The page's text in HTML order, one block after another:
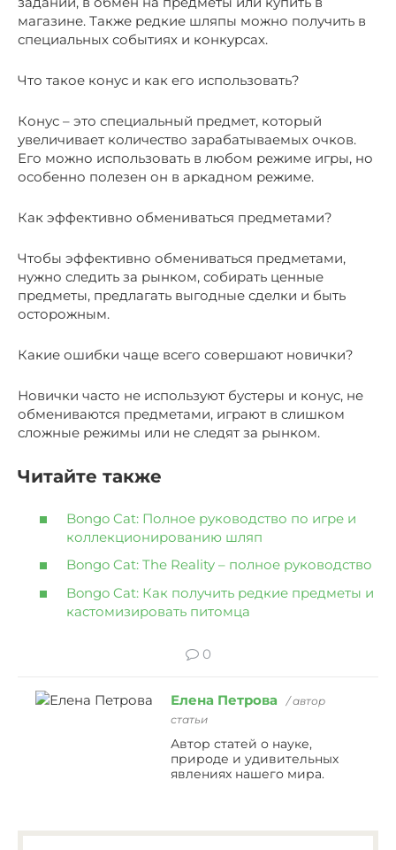
магазине. Также редкие шляпы можно получить в
специальных событиях и конкурсах.
Что такое конус и как его использовать?
Конус – это специальный предмет, который
увеличивает количество зарабатываемых очков.
Его можно использовать в любом режиме игры, но
особенно полезен он в аркадном режиме.
Как эффективно обмениваться предметами?
Чтобы эффективно обмениваться предметами,
нужно следить за рынком, собирать ценные
предметы, предлагать выгодные сделки и быть
осторожным.
Какие ошибки чаще всего совершают новички?
Новички часто не используют бустеры и конус, не
обмениваются предметами, играют в слишком
сложные режимы или не следят за рынком.
Читайте также
Bongo Cat: Полное руководство по игре и
коллекционированию шляп
Bongo Cat: The Reality – полное руководство
Bongo Cat: Как получить редкие предметы и
кастомизировать питомца
0
Елена Петрова
/ автор
статьи
Автор статей о науке,
природе и удивительных
явлениях нашего мира.